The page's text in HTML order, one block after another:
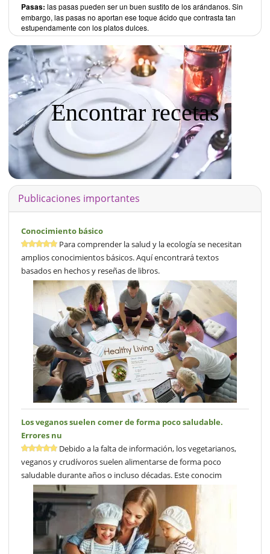
Pasas: las pasas pueden ser un buen sustito de los arándanos. Sin
embargo, las pasas no aportan ese toque ácido que contrasta tan
estupendamente con los platos dulces.
Encontrar recetas
Publicaciones importantes
Conocimiento básico
Para comprender la salud y la ecología se necesitan
amplios conocimientos básicos. Aquí encontrará textos
basados en hechos y reseñas de libros.
Los veganos suelen comer de forma poco saludable.
Errores nu
Debido a la falta de información, los vegetarianos,
veganos y crudívoros suelen alimentarse de forma poco
saludable durante años o incluso décadas. Este conocim